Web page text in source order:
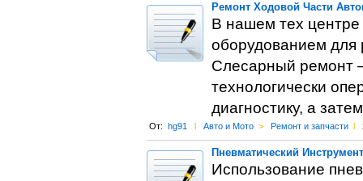
Ремонт Ходовой Части
В нашем тех
оборудованием для
Слесарный ремонт
технологически
диагностику, а
От: hg91 l Авто и Мото > Ремонт и запчасти l
Пневматический
Использование